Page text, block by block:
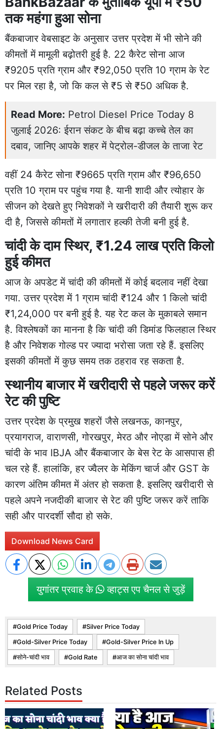
तक महंगा हुआ सोना
बैंकबाजार वेबसाइट के अनुसार उत्तर प्रदेश में भी सोने की
कीमतों में मामूली बढ़ोतरी हुई है. 22 कैरेट सोना आज
₹9205 प्रति ग्राम और ₹92,050 प्रति 10 ग्राम के रेट
पर मिल रहा है, जो कि कल से ₹5 से ₹50 अधिक है.
Read More: Petrol Diesel Price Today 8
जुलाई 2026: ईरान संकट के बीच बढ़ा कच्चे तेल का
दबाव, जानिए आपके शहर में पेट्रोल-डीजल के ताजा रेट
वहीं 24 कैरेट सोना ₹9665 प्रति ग्राम और ₹96,650
प्रति 10 ग्राम पर पहुंच गया है. यानी शादी और त्योहार के
सीजन को देखते हुए निवेशकों ने खरीदारी की तैयारी शुरू कर
दी है, जिससे कीमतों में लगातार हल्की तेजी बनी हुई है.
चांदी के दाम स्थिर, ₹1.24 लाख प्रति किलो
हुई कीमत
आज के अपडेट में चांदी की कीमतों में कोई बदलाव नहीं देखा
गया. उत्तर प्रदेश में 1 ग्राम चांदी ₹124 और 1 किलो चांदी
₹1,24,000 पर बनी हुई है. यह रेट कल के मुकाबले समान
है. विश्लेषकों का मानना है कि चांदी की डिमांड फिलहाल स्थिर
है और निवेशक गोल्ड पर ज्यादा भरोसा जता रहे हैं. इसलिए
इसकी कीमतों में कुछ समय तक ठहराव रह सकता है.
स्थानीय बाजार में खरीदारी से पहले जरूर करें
रेट की पुष्टि
उत्तर प्रदेश के प्रमुख शहरों जैसे लखनऊ, कानपुर,
प्रयागराज, वाराणसी, गोरखपुर, मेरठ और नोएडा में सोने और
चांदी के भाव IBJA और बैंकबाजार के बेस रेट के आसपास ही
चल रहे हैं. हालांकि, हर ज्वैलर के मेकिंग चार्ज और GST के
कारण अंतिम कीमत में अंतर हो सकता है. इसलिए खरीदारी से
पहले अपने नजदीकी बाजार से रेट की पुष्टि जरूर करें ताकि
सही और पारदर्शी सौदा हो सके.
Download News Card
युगांतर प्रवाह के व्हाट्स एप चैनल से जुड़ें
Gold Price Today Silver Price Today
Gold-Silver Price Today Gold-Silver Price In Up
सोने-चांदी भाव Gold Rate आज का सोना चांदी भाव
Related Posts